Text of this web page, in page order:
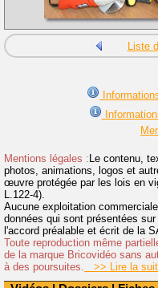
Liste
Mentions légales : Le contenu,
photos, animations, logos et
œuvre protégée par les lois en
L.122-4).
Aucune exploitation
données qui sont présentées
l'accord préalable et écrit de la
Toute reproduction même
de la marque Bricovidéo sans
à des poursuites.
>> Lire la